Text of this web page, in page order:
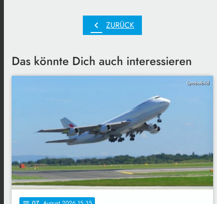
chevron_left ZURÜCK
Das könnte Dich auch interessieren
Symbolbild